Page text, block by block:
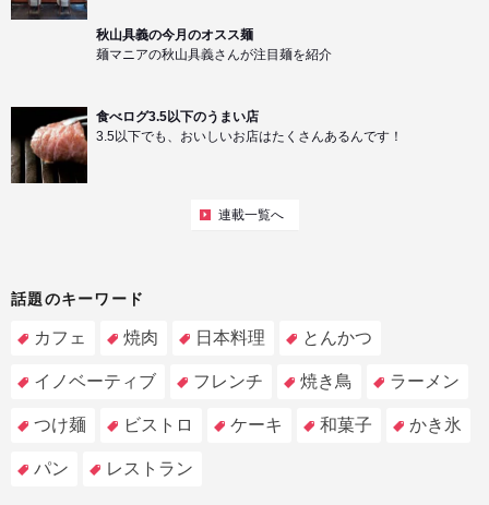
秋山具義の今月のオスス麺
麺マニアの秋山具義さんが注目麺を紹介
食べログ3.5以下のうまい店
3.5以下でも、おいしいお店はたくさんあるんです！
連載一覧へ
話題のキーワード
カフェ 焼肉 日本料理 とんかつ
イノベーティブ フレンチ 焼き鳥 ラーメン
つけ麺 ビストロ ケーキ 和菓子 かき氷
パン レストラン